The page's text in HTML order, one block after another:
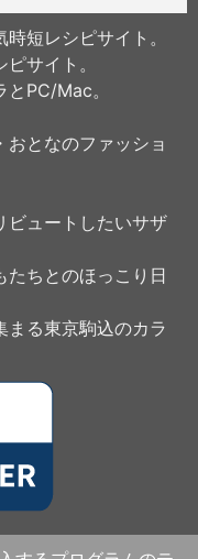
時短レシピサイト。
サイト。
とPC/Mac。
おとなのファッショ
ビュートしたいサザ
たちとのほっこり日
まる東京駒込のカラ